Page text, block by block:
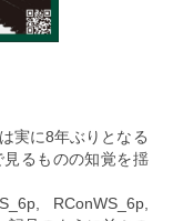
実に8年ぶりとなる
るものの知覚を揺
RConWS_6p,